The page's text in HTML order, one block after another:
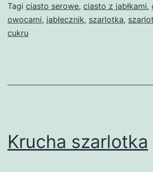
Tagi ciasto serowe, ciasto z jabłkami,
owocami, jabłecznik, szarlotka,
cukru
Krucha szarlotka